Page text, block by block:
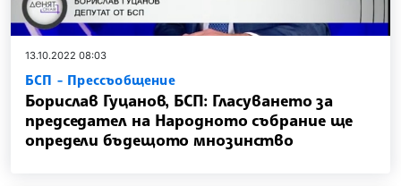
13.10.2022 08:03
БСП - Прессъобщение
Борислав Гуцанов, БСП: Гласуването за
председател на Народното събрание ще
определи бъдещото мнозинство